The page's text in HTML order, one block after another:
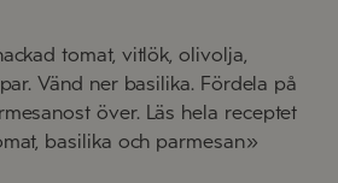
tomat, vitlök, olivolja,
Vänd ner basilika. Fördela på
över. Läs hela receptet
basilika och parmesan»